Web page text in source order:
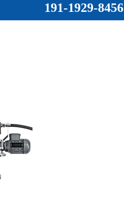
191-1929-8456